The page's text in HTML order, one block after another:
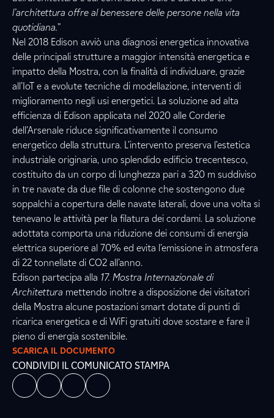
l’architettura offre al benessere delle persone nella vita
quotidiana.”
Nel 2018 Edison avviò una diagnosi energetica innovativa
delle principali strutture a maggior intensità energetica e
impatto della Mostra, con la finalità di individuare, grazie
all’IoT e a evolute tecniche di modellazione, interventi di
miglioramento negli usi energetici. La soluzione ad alta
efficienza di Edison applicata nel 2020 alle Corderie
dell’Arsenale riduce significativamente il consumo
energetico della struttura. L’intervento preserva l’estetica
industriale originaria, uno splendido edificio trecentesco,
costituito da un corpo di lunghezza pari a 320 m suddiviso
in tre navate da due file di colonne che sostengono due
soppalchi a copertura delle navate laterali, dove una volta si
tenevano le attività per la filatura dei cordami. La soluzione
adottata comporta una riduzione dei consumi di energia
elettrica superiore al 70% ed evita l’emissione in atmosfera
di 22 tonnellate di CO2 all’anno.
Edison partecipa alla 17. Mostra Internazionale di
Architettura mettendo inoltre a disposizione dei visitatori
della Mostra alcune postazioni smart dotate di punti di
ricarica energetica e di WiFi gratuiti dove sostare e fare il
pieno di energia sostenibile.
SCARICA IL DOCUMENTO
CONDIVIDI IL COMUNICATO STAMPA